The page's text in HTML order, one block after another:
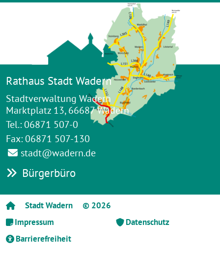
Rathaus Stadt Wadern
Stadtverwaltung Wadern
Marktplatz 13, 66687 Wadern
Tel.: 06871 507-0
Fax: 06871 507-130
stadt@wadern.de
Bürgerbüro
Stadt Wadern
© 2026
Impressum
Datenschutz
Barrierefreiheit